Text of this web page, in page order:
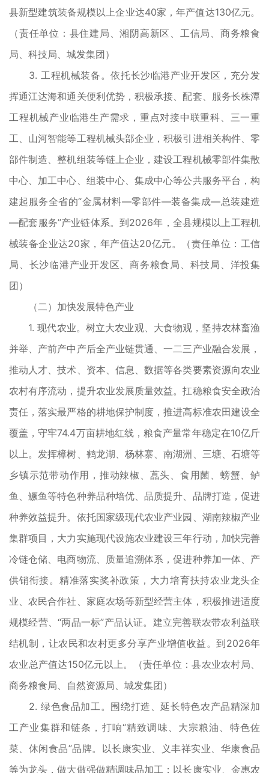
县新型建筑装备规模以上企业达40家，年产值达130亿元。
（责任单位：县住建局、湘阴高新区、工信局、商务粮食
局、科技局、城发集团）
3. 工程机械装备。依托长沙临港产业开发区，充分发
挥通江达海和通关便利优势，积极承接、配套、服务长株潭
工程机械产业临港生产需求，重点对接中联重科、三一重
工、山河智能等工程机械头部企业，积极引进相关构件、零
部件制造、整机组装等链上企业，建设工程机械零部件集散
中心、加工中心、组装中心、集成中心等公共服务平台，构
建起服务全省的“金属材料—零部件—装备集成—总装建造
—配套服务”产业链体系。到2026年，全县规模以上工程机
械装备企业达20家，年产值达20亿元。（责任单位：工信
局、长沙临港产业开发区、商务粮食局、科技局、洋投集
团）
（二）加快发展特色产业
1. 现代农业。树立大农业观、大食物观，坚持农林畜渔
并举、产前产中产后全产业链贯通、一二三产业融合发展，
推动人才、技术、资本、信息、数据等各类要素资源向农业
农村有序流动，提升农业发展质量效益。扛稳粮食安全政治
责任，落实最严格的耕地保护制度，推进高标准农田建设全
覆盖，守牢74.4万亩耕地红线，粮食产量常年稳定在10亿斤
以上。发挥樟树、鹤龙湖、杨林寨、南湖洲、三塘、石塘等
乡镇示范带动作用，推动辣椒、藠头、食用菌、螃蟹、鲈
鱼、鳜鱼等特色种养品种培优、品质提升、品牌打造，促进
种养效益提升。依托国家级现代农业产业园、湖南辣椒产业
集群项目，大力实施现代设施农业建设三年行动，加快完善
冷链仓储、电商物流、质量追溯体系，促进种养加一体、产
供销衔接。精准落实奖补政策，大力培育扶持农业龙头企
业、农民合作社、家庭农场等新型经营主体，积极推进适度
规模经营、“两品一标”产品认证。建立完善联农带农利益联
结机制，让农民和农村更多分享产业增值收益。到2026年
农业总产值达150亿元以上。（责任单位：县农业农村局、
商务粮食局、自然资源局、城发集团）
2. 绿色食品加工。围绕打造、延长特色农产品精深加
工产业集群和链条，打响“精致调味、大宗粮油、特色佐
菜、休闲食品”品牌。以长康实业、义丰祥实业、华康食品
等为龙头，做大做强做精调味品加工；以长康实业、金惠农